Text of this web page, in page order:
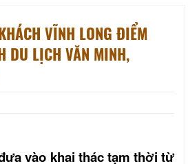
VĨNH LONG ĐIỂM
DU LỊCH VĂN MINH,
vào khai thác tạm thời từ